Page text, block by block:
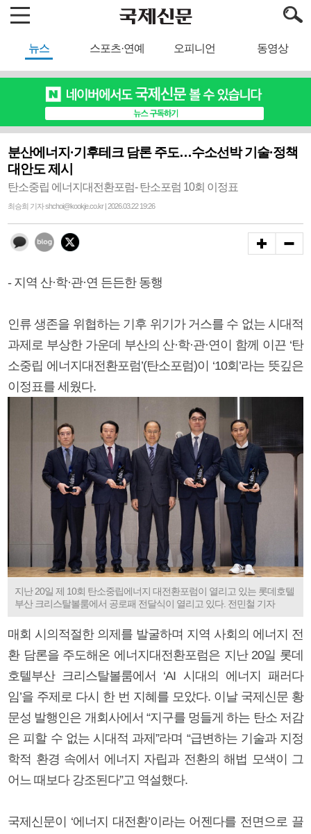
뉴스 스포츠·연예 오피니언 동영상
분산에너지·기후테크 담론 주도…수소선박 기술·정책
대안도 제시
탄소중립 에너지대전환포럼- 탄소포럼 10회 이정표
최승희 기자 shchoi@kookje.co.kr | 2026.03.22 19:26
- 지역 산·학·관·연 든든한 동행
인류 생존을 위협하는 기후 위기가 거스를 수 없는 시대적
과제로 부상한 가운데 부산의 산·학·관·연이 함께 이끈 ‘탄
소중립 에너지대전환포럼’(탄소포럼)이 ‘10회’라는 뜻깊은
이정표를 세웠다.
지난 20일 제 10회 탄소중립에너지 대전환포럼이 열리고 있는 롯데호텔
부산 크리스탈볼룸에서 공로패 전달식이 열리고 있다. 전민철 기자
매회 시의적절한 의제를 발굴하며 지역 사회의 에너지 전
환 담론을 주도해온 에너지대전환포럼은 지난 20일 롯데
호텔부산 크리스탈볼룸에서 ‘AI 시대의 에너지 패러다
임’을 주제로 다시 한 번 지혜를 모았다. 이날 국제신문 황
문성 발행인은 개회사에서 “지구를 멍들게 하는 탄소 저감
은 피할 수 없는 시대적 과제”라며 “급변하는 기술과 지정
학적 환경 속에서 에너지 자립과 전환의 해법 모색이 그
어느 때보다 강조된다”고 역설했다.
국제신문이 ‘에너지 대전환’이라는 어젠다를 전면으로 끌